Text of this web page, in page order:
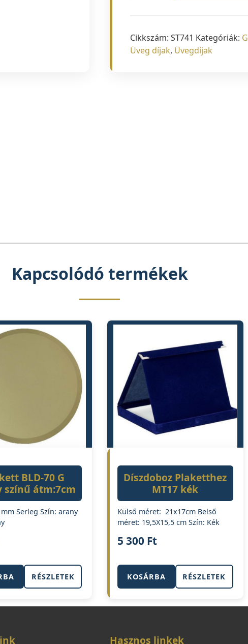
mennyiség
Cikkszám: ST741 Kategóriák:
Üveg díjak, Üvegdíjak
Kapcsolódó termékek
BLD-70 G
színű átm:7cm
Serleg Szín: arany
RÉSZLETEK
Díszdoboz Plaketthez
MT17 kék
Külső méret: 21x17cm Belső
méret: 19,5X15,5 cm Szín: Kék
5 300 Ft
KOSÁRBA RÉSZLETEK
Hasznos linkek